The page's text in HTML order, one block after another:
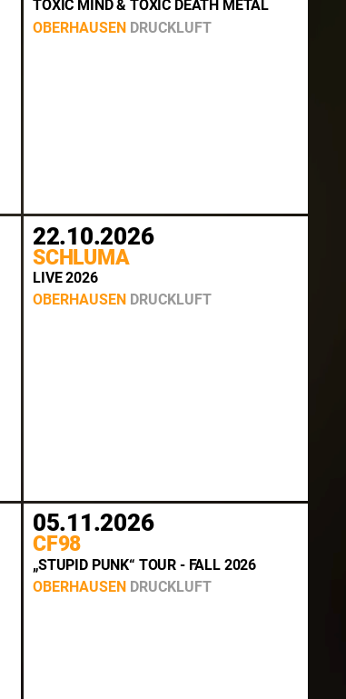
TOXIC MIND & TOXIC DEATH METAL
OBERHAUSEN DRUCKLUFT
22.10.2026
SCHLUMA
LIVE 2026
OBERHAUSEN DRUCKLUFT
05.11.2026
CF98
„STUPID PUNK“ TOUR - FALL 2026
OBERHAUSEN DRUCKLUFT